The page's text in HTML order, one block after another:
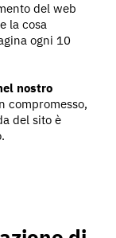
del web
la cosa
ogni 10
nostro
compromesso,
del sito è